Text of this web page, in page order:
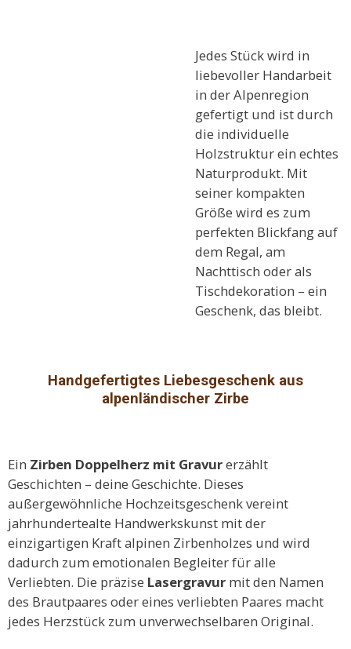
Jedes Stück wird in
liebevoller Handarbeit
in der Alpenregion
gefertigt und ist durch
die individuelle
Holzstruktur ein echtes
Naturprodukt. Mit
seiner kompakten
Größe wird es zum
perfekten Blickfang auf
dem Regal, am
Nachttisch oder als
Tischdekoration – ein
Geschenk, das bleibt.
Handgefertigtes Liebesgeschenk aus
alpenländischer Zirbe
Ein Zirben Doppelherz mit Gravurerzählt
Geschichten – deine Geschichte. Dieses
außergewöhnliche Hochzeitsgeschenk vereint
jahrhundertealte Handwerkskunst mit der
einzigartigen Kraft alpinen Zirbenholzes und wird
dadurch zum emotionalen Begleiter für alle
Verliebten. Die präzise Lasergravur mit den Namen
des Brautpaares oder eines verliebten Paares macht
jedes Herzstück zum unverwechselbaren Original.